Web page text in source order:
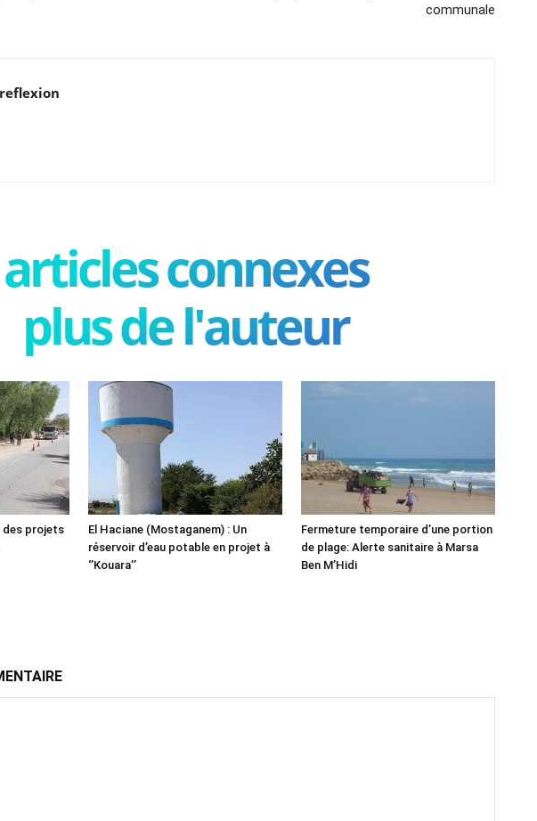
communale
reflexion
articles connexes
plus de l'auteur
des projets
El Haciane (Mostaganem) : Un
réservoir d’eau potable en projet à
‘’Kouara’’
Fermeture temporaire d’une portion
de plage: Alerte sanitaire à Marsa
Ben M’Hidi